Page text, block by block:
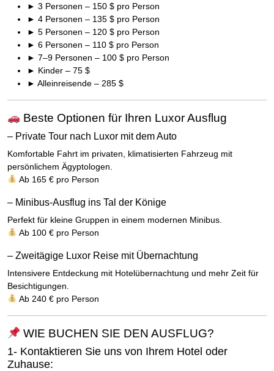
► 3 Personen – 150 $ pro Person
► 4 Personen – 135 $ pro Person
► 5 Personen – 120 $ pro Person
► 6 Personen – 110 $ pro Person
► 7–9 Personen – 100 $ pro Person
► Kinder – 75 $
► Alleinreisende – 285 $
Beste Optionen für Ihren Luxor Ausflug
– Private Tour nach Luxor mit dem Auto
Komfortable Fahrt im privaten, klimatisierten Fahrzeug mit
persönlichem Ägyptologen.
Ab 165 € pro Person
– Minibus-Ausflug ins Tal der Könige
Perfekt für kleine Gruppen in einem modernen Minibus.
Ab 100 € pro Person
– Zweitägige Luxor Reise mit Übernachtung
Intensivere Entdeckung mit Hotelübernachtung und mehr Zeit für
Besichtigungen.
Ab 240 € pro Person
WIE BUCHEN SIE DEN AUSFLUG?
1- Kontaktieren Sie uns von Ihrem Hotel oder
Zuhause: